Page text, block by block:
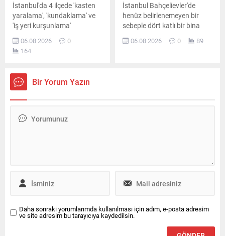
İstanbul'da 4 ilçede 'kasten
yaralama', 'kundaklama' ve
'iş yeri kurşunlama'
olaylarına karıştıkları
belirlenen suç örgütüne
yönelik düzenlenen
gözaltına alındı.
Operasyonda 1 çelik yelek ile
06.08.2026
0
164
İstanbul Bahçelievler'de
henüz belirlenemeyen bir
sebeple dört katlı bir bina
büyük bir gürültüyle yıkıldı.
Şans eseri daha önceden
06.08.2026 0 89
Bir Yorum Yazın
Daha sonraki yorumlarımda kullanılması için adım, e-posta adresim
ve site adresim bu tarayıcıya kaydedilsin.